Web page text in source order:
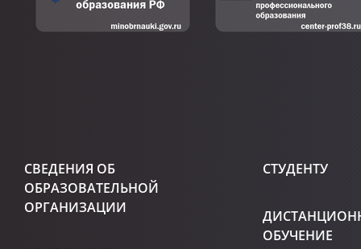
СВЕДЕНИЯ ОБ
ОБРАЗОВАТЕЛЬНОЙ
ОРГАНИЗАЦИИ
СТУДЕНТУ
ОБУЧЕНИЕ